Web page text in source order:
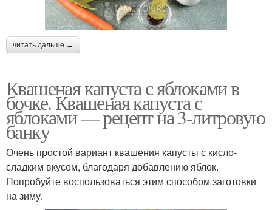
читать дальше →
Квашеная капуста с яблоками в
бочке. Квашеная капуста с
яблоками — рецепт на 3-литровую
банку
Очень простой вариант квашения капусты с кисло-
сладким вкусом, благодаря добавлению яблок.
Попробуйте воспользоваться этим способом заготовки
на зиму.